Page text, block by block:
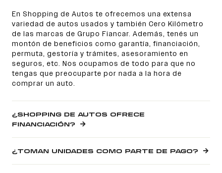
En Shopping de Autos te ofrecemos una extensa
variedad de autos usados y también Cero Kilómetro
de las marcas de Grupo Fiancar. Además, tenés un
montón de beneficios como garantía, financiación,
permuta, gestoría y trámites, asesoramiento en
seguros, etc. Nos ocupamos de todo para que no
tengas que preocuparte por nada a la hora de
comprar un auto.
¿SHOPPING DE AUTOS OFRECE
FINANCIACIÓN?
¿TOMAN UNIDADES COMO PARTE DE PAGO?